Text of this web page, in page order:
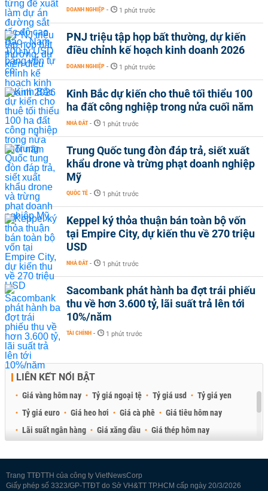
DOANH NGHIỆP - 1 phút trước
PNJ triệu tập họp bất thường, dự kiến
điều chỉnh kế hoạch kinh doanh 2026
DOANH NGHIỆP - 1 phút trước
Kinh Bắc dự kiến cho thuê tối thiểu 100
ha đất công nghiệp trong nửa cuối năm
NHÀ ĐẤT - 1 phút trước
Trung Quốc tung đòn đáp trả, siết xuất
khẩu drone và trừng phạt doanh nghiệp
Mỹ
QUỐC TẾ - 1 phút trước
Keppel ký thỏa thuận bán toàn bộ vốn
tại Empire City, dự kiến thu về 270 triệu
USD
NHÀ ĐẤT - 1 phút trước
Sacombank phát hành ba đợt trái phiếu
thu về hơn 3.600 tỷ, lãi suất trả lên tới
10%/năm
TÀI CHÍNH - 1 phút trước
LIÊN KẾT NỔI BẬT
Giá vàng hôm nay Tỷ giá ngoại tệ Tỷ giá usd
Tỷ giá yen
Tỷ giá euro
Giá heo hơi Giá cà phê
Giá tiêu hôm nay
Lãi suất ngân hàng
Giá xăng dầu
Giá thép hôm nay
Trang TTĐTTH của công ty VietNewsCorp
Giấy phép số 3323/GP-TTĐT do Sở VH&TT TP.HCM cấp ngày 20/3/2026